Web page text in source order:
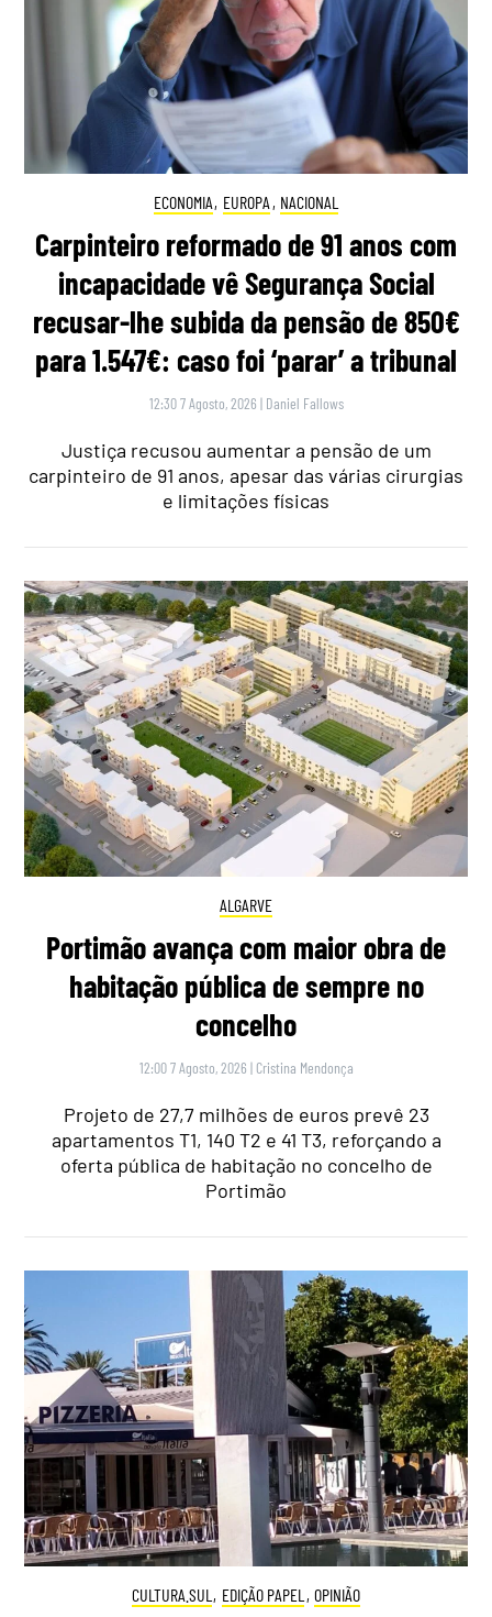
ECONOMIA, EUROPA , NACIONAL
Carpinteiro reformado de 91 anos com
incapacidade vê Segurança Social
recusar-lhe subida da pensão de 850€
para 1.547€: caso foi ‘parar’ a tribunal
12:30 7 Agosto, 2026 | Daniel Fallows
Justiça recusou aumentar a pensão de um
carpinteiro de 91 anos, apesar das várias cirurgias
e limitações físicas
ALGARVE
Portimão avança com maior obra de
habitação pública de sempre no
concelho
12:00 7 Agosto, 2026 | Cristina Mendonça
Projeto de 27,7 milhões de euros prevê 23
apartamentos T1, 140 T2 e 41 T3, reforçando a
oferta pública de habitação no concelho de
Portimão
CULTURA.SUL , EDIÇÃO PAPEL , OPINIÃO